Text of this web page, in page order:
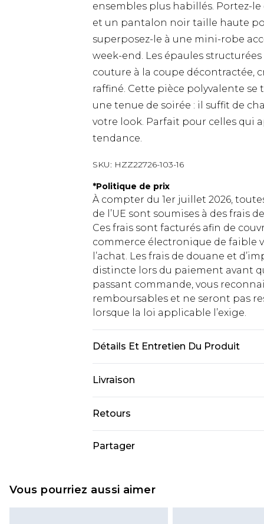
ensembles plus habillés. Portez-
et un pantalon noir taille haute
superposez-le à une mini-robe
week-end. Les épaules
couture à la coupe décontractée,
raffiné. Cette pièce polyvalente
une tenue de soirée : il suffit de
votre look. Parfait pour celles qui
tendance.
SKU: HZZ22726-103-16
*Politique de prix
À compter du 1er juillet 2026,
de l’UE sont soumises à des frais
Ces frais sont facturés afin de
commerce électronique de faible
l’achat. Les frais de douane et
distincte lors du paiement avant
passant commande, vous
remboursables et ne seront pas
lorsque la loi applicable l’exige.
Détails Et Entretien Du Produit
Livraison
Livraison standard France
Livraison express France
Evri Parcel Shop
Retours
nous retourner un article.
demandée.
Partager
Vous pourriez aussi aimer